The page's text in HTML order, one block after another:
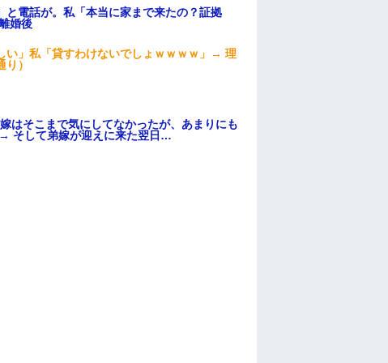
電話が。私「本当に家まで来たの？証拠
婚後
い」私「貸すわけないでしょｗｗｗｗ」→ 理
）
はそこまで気にしてなかったが、あまりにも
そして弟嫁が迎えに来た翌日…